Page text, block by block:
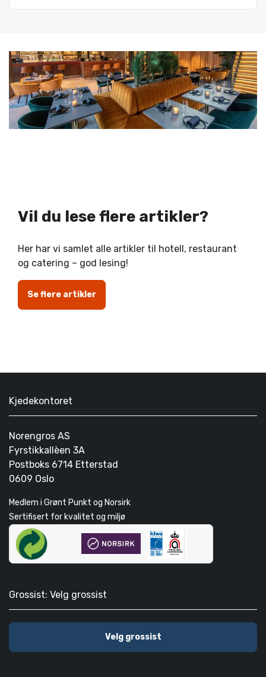
Vil du lese flere artikler?
Her har vi samlet alle artikler til hotell, restaurant
og catering – god lesing!
Se flere artikler
Kjedekontoret
Norengros AS
Fyrstikkallèen 3A
Postboks 6714 Etterstad
0609 Oslo
Medlem i Grønt Punkt og Norsirk
Sertifisert for kvalitet og miljø
Grossist: Velg grossist
Velg grossist